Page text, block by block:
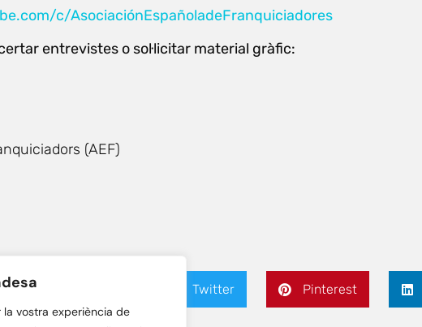
la vostra experiència de
c/AsociaciónEspañoladeFranquiciadores
entrevistes o sol·licitar material gràfic:
(AEF)
Twitter Pinterest